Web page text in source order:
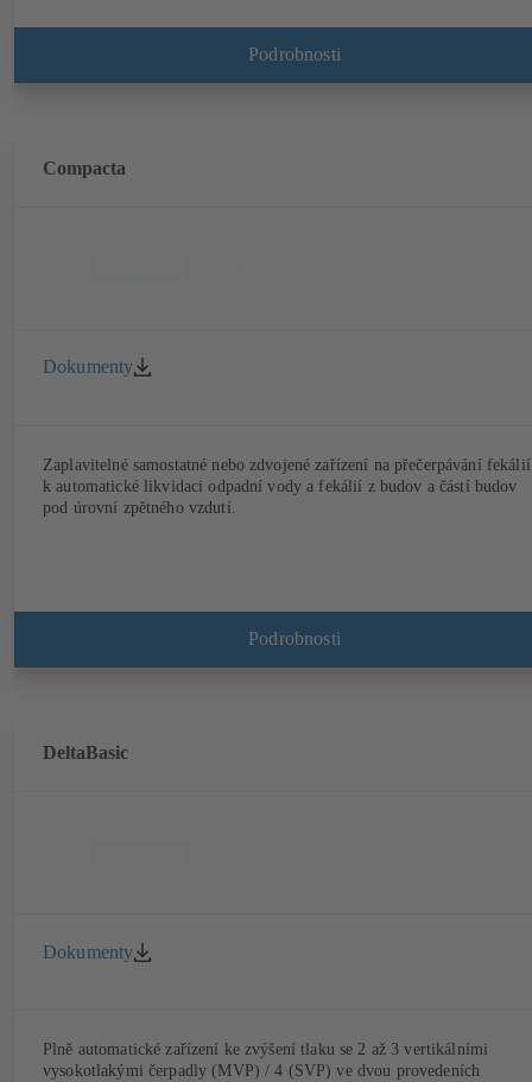
Podrobnosti
Compacta
Dokumenty
Zaplavitelné samostatné nebo zdvojené zařízení na přečerpávání
k automatické likvidaci odpadní vody a fekálií z budov a částí budov
pod úrovní zpětného vzdutí.
Podrobnosti
DeltaBasic
Dokumenty
Plně automatické zařízení ke zvýšení tlaku se 2 až 3 vertikálními
vysokotlakými čerpadly (MVP) / 4 (SVP) ve dvou provedeních